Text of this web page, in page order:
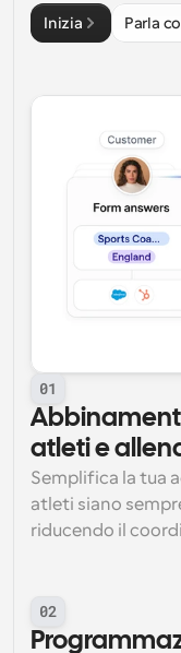
Inizia Parla
01
atleti e
Semplifica la tua
atleti siano
riducendo il
02